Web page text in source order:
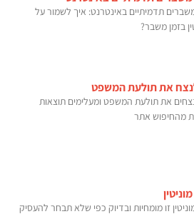
תדמיתיים באינטרנט: איך לשמור על
בזמן משבר?
את תולעת המשפט
את תולעת המשפט ומעלימים תוצאות
מהחיפוש אתר
זו מומחיות ובדיוק כפי שלא תבחר להעסיק